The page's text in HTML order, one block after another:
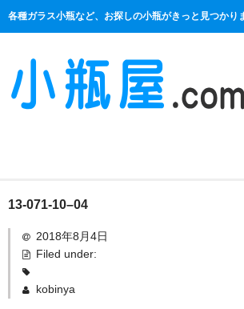
各種ガラス小瓶など、お探しの小瓶がきっと見つかり
商品一覧
絞り口
13-071-10–04
2018年8月4日
Filed under:
kobinya